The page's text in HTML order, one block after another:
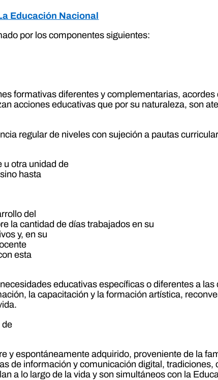
Educación Nacional
por los componentes siguientes:
formativas diferentes y complementarias,
acciones educativas que por su naturaleza, son
regular de niveles con sujeción a pautas
u otra unidad de
hasta
del
la cantidad de días trabajados en su
y, en su
esta
educativas específicas o diferentes a
la capacitación y la formación artística,
de
y espontáneamente adquirido, proveniente de la
de información y comunicación digital,
a lo largo de la vida y son simultáneos con la